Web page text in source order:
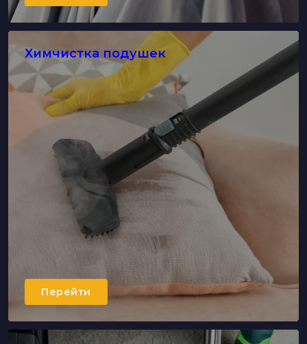
Химчистка подушек
Перейти